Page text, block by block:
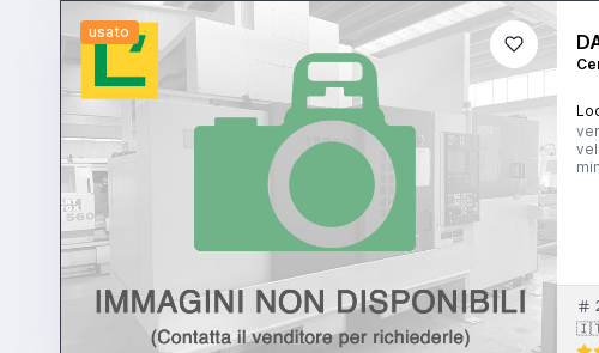
usato
🇮🇹